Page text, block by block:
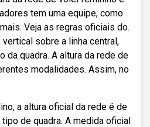
tem uma equipe, como
Veja as regras oficiais do.
sobre a linha central,
da quadra. A altura da rede de
modalidades. Assim, no
a altura oficial da rede é de
de quadra. A medida oficial